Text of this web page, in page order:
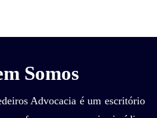
Somos
Advocacia é um escritório